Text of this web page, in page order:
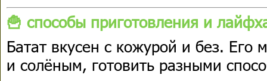
🍟 способы приготовления и
Батат вкусен с кожурой и без. Его
и солёным, готовить разными